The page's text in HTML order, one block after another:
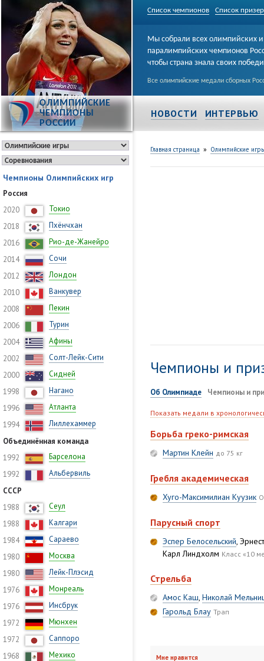
Список чемпионов Список
ОЛИМПИЙСКИЕ
ЧЕМПИОНЫ
РОССИИ
Мы собрали всех олимпийских и
паралимпийских чемпионов
чтобы страна знала своих
Все олимпийские медали сборных
НОВОСТИ ИНТЕРВЬЮ
Чемпионы Олимпийских игр
Россия
2020
Токио
2018
Пхёнчхан
2016
Рио-де-Жанейро
2014
Сочи
2012
Лондон
2010
Ванкувер
2008
Пекин
2006
Турин
2004
Афины
2002
Солт-Лейк-Сити
2000
Сидней
1998
Нагано
1996
Атланта
1994
Лиллехаммер
Объединённая команда
1992
Барселона
1992
Альбервиль
СССР
1988
Сеул
1988
Калгари
1984
Сараево
1980
Москва
1980
Лейк-Плэсид
1976
Монреаль
1976
Инсбрук
1972
Мюнхен
1972
Саппоро
1968
Мехико
Главная страница » Олимпийские
Чемпионы и
Об Олимпиаде Чемпионы и
Показать медали в
Борьба греко-римская
Мартин Клейн до 75 кг
Гребля академическая
Хуго-Максимилиан Куузик
Парусный спорт
Эспер Белосельский,
Карл Линдхолм Класс «10
Стрельба
Амос Каш, Николай
Гарольд Блау Трап
Мне нравится